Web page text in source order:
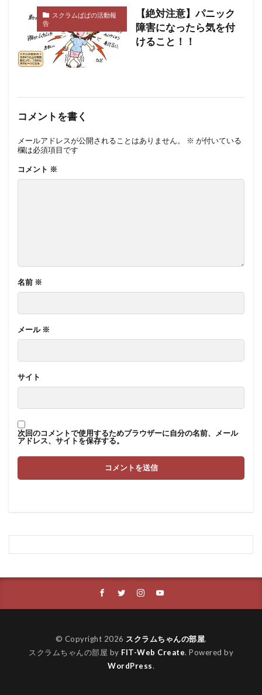
スクラムぱぱの活動報
告
【絶対注意】パニック
障害になったら気を付
けること！！
コメントを書く
メールアドレスが公開されることはありません。 ※ が付いている
欄は必須項目です
コメント ※
名前 ※
メール ※
サイト
次回のコメントで使用するためブラウザーに自分の名前、メール
アドレス、サイトを保存する。
© Copyright 2026 スクラムちゃんの部屋.
スクラムちゃんの部屋 by FIT-Web Create. Powered by
WordPress.